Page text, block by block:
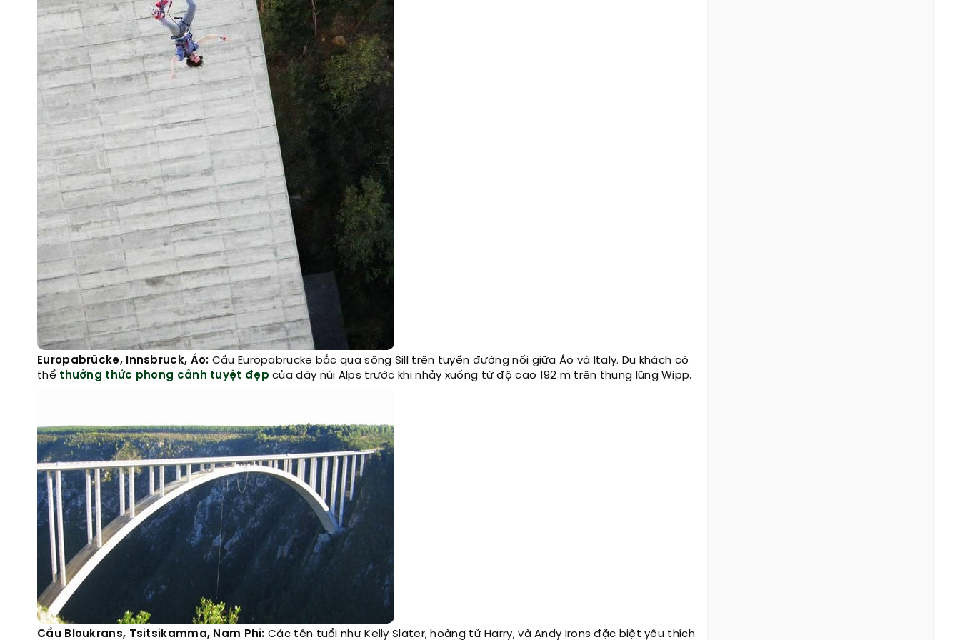
Europabrücke, Innsbruck, Áo: Cầu Europabrücke bắc qua sông Sill trên tuyến đường nối giữa Áo và Italy. Du khách có
thể thưởng thức phong cảnh tuyệt đẹp của dãy núi Alps trước khi nhảy xuống từ độ cao 192 m trên thung lũng Wipp.
Cầu Bloukrans, Tsitsikamma, Nam Phi: Các tên tuổi như Kelly Slater, hoàng tử Harry, và Andy Irons đặc biệt yêu thích